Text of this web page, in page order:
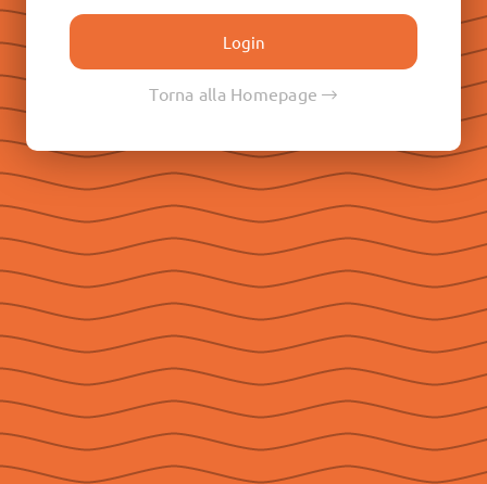
Torna alla Homepage
Don Paolo Albera
Don Pietro Ricaldone
Don Renato Ziggiotti
Le Raccolte
Don Egidio Viganò
Don Juan E. Vecchi
Don Pasqual V. Chavez
Don Ángel F. Artime
Don Fabio Attard
Social
Seguici su Facebook
Seguici su Instagram
Seguici su YouTube